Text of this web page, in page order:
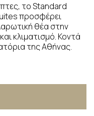
το Standard
προσφέρει
θέα στην
κλιματισμό. Κοντά
της Αθήνας.